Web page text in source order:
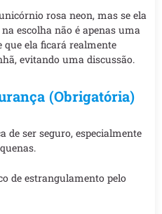
rosa neon, mas se ela
escolha não é apenas uma
que ela ficará realmente
evitando uma discussão.
(Obrigatória)
de ser seguro, especialmente
de estrangulamento pelo